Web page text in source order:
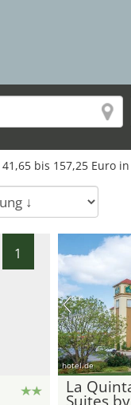
41,65 bis 157,25 Euro
1
hotel.de
La
Suites